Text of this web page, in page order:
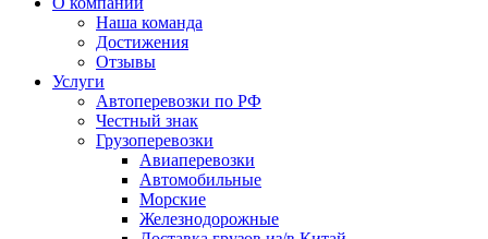
Наша команда
Достижения
Отзывы
Услуги
Автоперевозки по РФ
Честный знак
Грузоперевозки
Авиаперевозки
Автомобильные
Морские
Железнодорожные